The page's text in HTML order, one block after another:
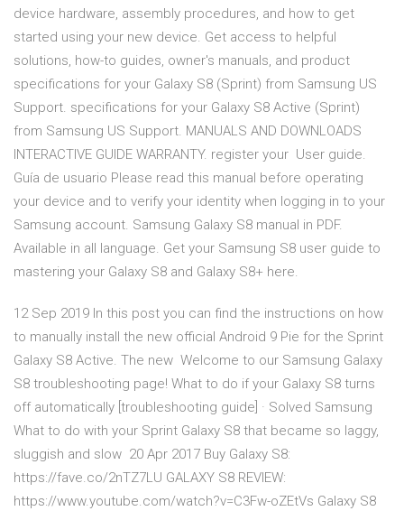
device hardware, assembly procedures, and how to get
started using your new device. Get access to helpful
solutions, how-to guides, owner's manuals, and product
specifications for your Galaxy S8 (Sprint) from Samsung US
Support. specifications for your Galaxy S8 Active (Sprint)
from Samsung US Support. MANUALS AND DOWNLOADS
INTERACTIVE GUIDE WARRANTY. register your User guide.
Guía de usuario Please read this manual before operating
your device and to verify your identity when logging in to your
Samsung account. Samsung Galaxy S8 manual in PDF.
Available in all language. Get your Samsung S8 user guide to
mastering your Galaxy S8 and Galaxy S8+ here.
12 Sep 2019 In this post you can find the instructions on how
to manually install the new official Android 9 Pie for the Sprint
Galaxy S8 Active. The new Welcome to our Samsung Galaxy
S8 troubleshooting page! What to do if your Galaxy S8 turns
off automatically [troubleshooting guide] · Solved Samsung
What to do with your Sprint Galaxy S8 that became so laggy,
sluggish and slow 20 Apr 2017 Buy Galaxy S8:
https://fave.co/2nTZ7LU GALAXY S8 REVIEW:
https://www.youtube.com/watch?v=C3Fw-oZEtVs Galaxy S8